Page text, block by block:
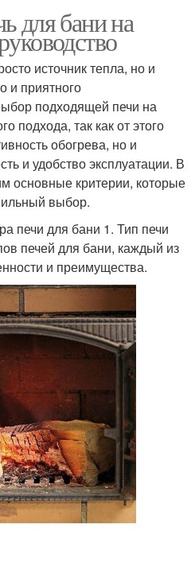
для бани на
источник тепла, но и
и приятного
подходящей печи на
подхода, так как от этого
обогрева, но и
и удобство эксплуатации. В
основные критерии, которые
выбор.
печи для бани 1. Тип печи
печей для бани, каждый из
и преимущества.